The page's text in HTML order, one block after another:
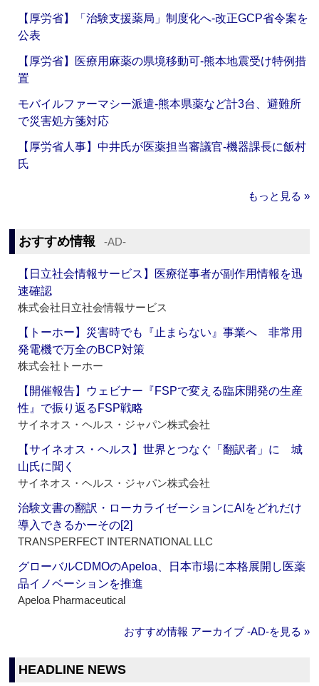
【厚労省】「治験支援薬局」制度化へ‐改正GCP省令案を
公表
【厚労省】医療用麻薬の県境移動可‐熊本地震受け特例措
置
モバイルファーマシー派遣‐熊本県薬など計3台、避難所
で災害処方箋対応
【厚労省人事】中井氏が医薬担当審議官‐機器課長に飯村
氏
もっと見る »
おすすめ情報 ‐AD‐
【日立社会情報サービス】医療従事者が副作用情報を迅
速確認
株式会社日立社会情報サービス
【トーホー】災害時でも『止まらない』事業へ 非常用
発電機で万全のBCP対策
株式会社トーホー
【開催報告】ウェビナー『FSPで変える臨床開発の生産
性』で振り返るFSP戦略
サイネオス・ヘルス・ジャパン株式会社
【サイネオス・ヘルス】世界とつなぐ「翻訳者」に 城
山氏に聞く
サイネオス・ヘルス・ジャパン株式会社
治験文書の翻訳・ローカライゼーションにAIをどれだけ
導入できるかーその[2]
TRANSPERFECT INTERNATIONAL LLC
グローバルCDMOのApeloa、日本市場に本格展開し医薬
品イノベーションを推進
Apeloa Pharmaceutical
おすすめ情報 アーカイブ ‐AD‐を見る »
HEADLINE NEWS